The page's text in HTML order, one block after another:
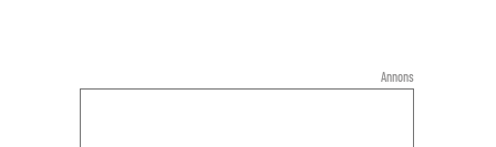
Annons